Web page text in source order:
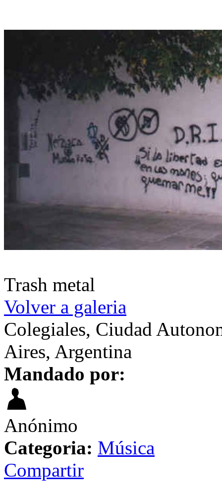
Trash metal
Volver a galeria
Colegiales, Ciudad
Aires, Argentina
Mandado por:
Anónimo
Categoria: Música
Compartir